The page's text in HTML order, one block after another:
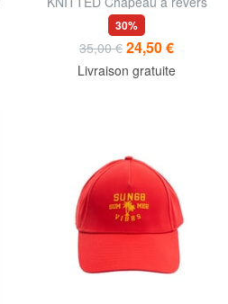
30%
35,00 € 24,50 €
Livraison gratuite